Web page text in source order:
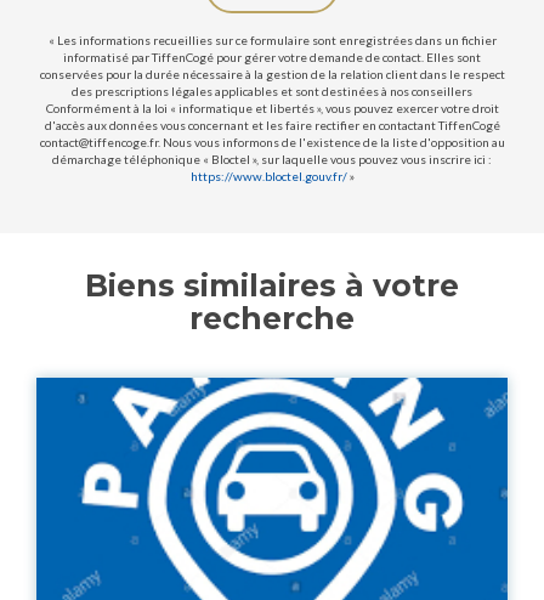
« Les informations recueillies sur ce formulaire sont enregistrées dans un fichier
informatisé par TiffenCogé pour gérer votre demande de contact. Elles sont
conservées pour la durée nécessaire à la gestion de la relation client dans le respect
des prescriptions légales applicables et sont destinées à nos conseillers
Conformément à la loi « informatique et libertés », vous pouvez exercer votre droit
d'accès aux données vous concernant et les faire rectifier en contactant TiffenCogé
contact@tiffencoge.fr. Nous vous informons de l'existence de la liste d'opposition au
démarchage téléphonique « Bloctel », sur laquelle vous pouvez vous inscrire ici :
https://www.bloctel.gouv.fr/»
Biens similaires à votre
recherche